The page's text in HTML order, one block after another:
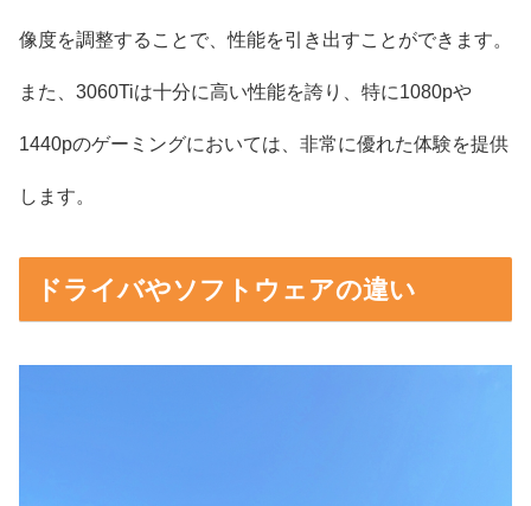
像度を調整することで、性能を引き出すことができます。
また、3060Tiは十分に高い性能を誇り、特に1080pや
1440pのゲーミングにおいては、非常に優れた体験を提供
します。
ドライバやソフトウェアの違い